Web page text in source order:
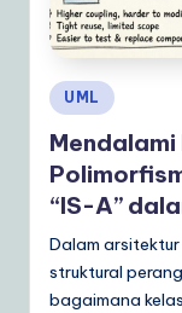
Posted
in
UML
“IS-A”
Dalam
struktural
bagaimana